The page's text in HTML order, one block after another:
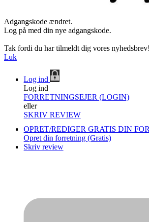
Adgangskode ændret.
Log på med din nye adgangskode.
Tak fordi du har tilmeldt dig vores nyhedsbrev!
Luk
Log ind
Log ind
FORRETNINGSEJER (LOGIN)
eller
SKRIV REVIEW
OPRET/REDIGER GRATIS DIN
Opret din forretning (Gratis)
Skriv review